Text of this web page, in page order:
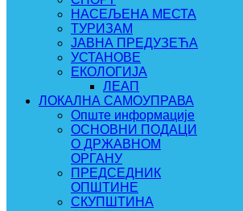
НАСЕЉЕНА МЕСТА
ТУРИЗАМ
ЈАВНА ПРЕДУЗЕЋА
УСТАНОВЕ
ЕКОЛОГИЈА
ЛЕАП
ЛОКАЛНА САМОУПРАВА
Опште информације
ОСНОВНИ ПОДАЦИ
О ДРЖАВНОМ
ОРГАНУ
ПРЕДСЕДНИК
ОПШТИНЕ
СКУПШТИНА